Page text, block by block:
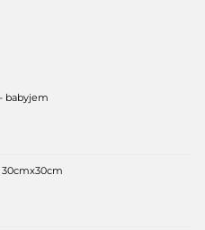
babyjem
30cmx30cm